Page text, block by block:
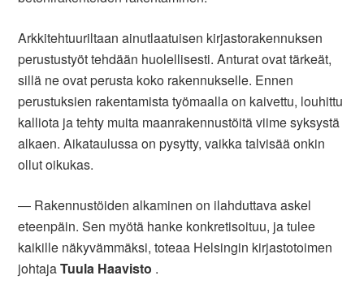
Arkkitehtuuriltaan ainutlaatuisen kirjastorakennuksen
perustustyöt tehdään huolellisesti. Anturat ovat tärkeät,
sillä ne ovat perusta koko rakennukselle. Ennen
perustuksien rakentamista työmaalla on kaivettu, louhittu
kalliota ja tehty muita maanrakennustöitä viime syksystä
alkaen. Aikataulussa on pysytty, vaikka talvisää onkin
ollut oikukas.
― Rakennustöiden alkaminen on ilahduttava askel
eteenpäin. Sen myötä hanke konkretisoituu, ja tulee
kaikille näkyvämmäksi, toteaa Helsingin kirjastotoimen
johtajaTuula Haavisto .